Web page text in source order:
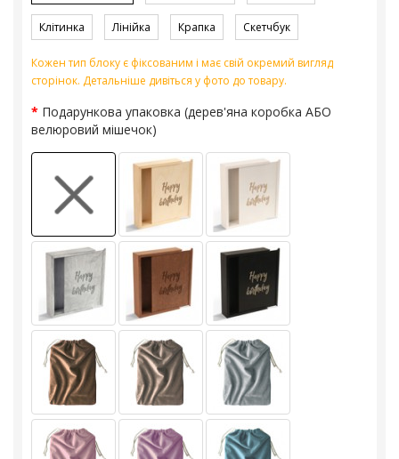
Клітинка Лінійка Крапка Скетчбук
Кожен тип блоку є фіксованим і має свій окремий вигляд
сторінок. Детальніше дивіться у фото до товару.
Подарункова упаковка (дерев'яна коробка АБО
велюровий мішечок)